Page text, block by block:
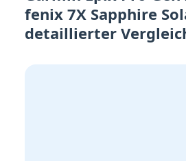
fenix 7X Sapphire
detaillierter